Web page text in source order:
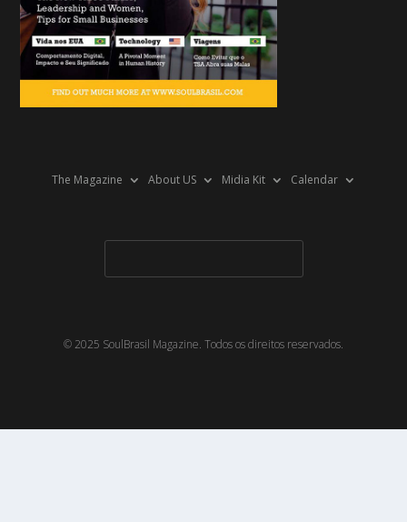
The Magazine About US Midia Kit Calendar
© 2025 SoulBrasil Magazine. Todos os direitos reservados.